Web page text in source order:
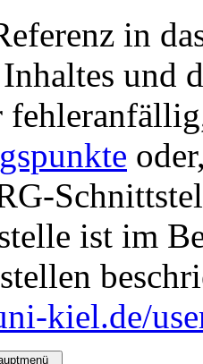
in
und
ist im
kiel.de/